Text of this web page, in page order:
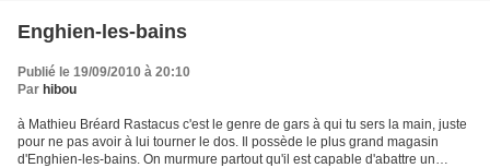
Enghien-les-bains
Publié le 19/09/2010 à 20:10
Par hibou
à Mathieu Bréard Rastacus c'est le genre de gars à qui tu sers la main, juste
pour ne pas avoir à lui tourner le dos. Il possède le plus grand magasin
d'Enghien-les-bains. On murmure partout qu'il est capable d'abattre un